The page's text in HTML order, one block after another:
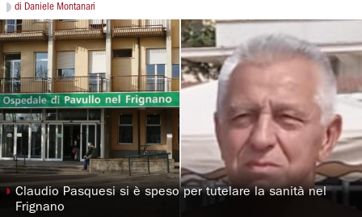
di Daniele Montanari
◗ Claudio Pasquesi si è speso per tutelare la sanità nel
Frignano